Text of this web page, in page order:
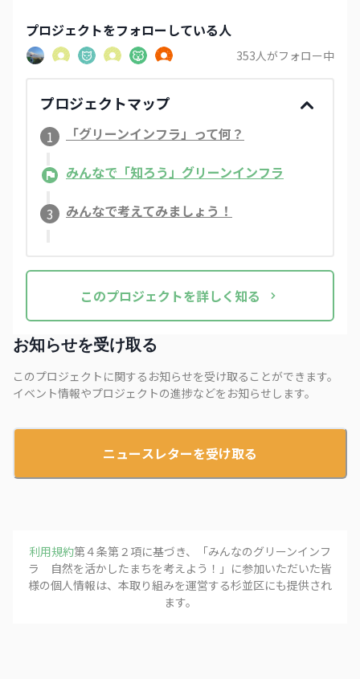
雨水を活用するのは、とても楽しいですよ。植物
に水をあげるとき、水道水よりも雨水のほうが心
地よく感じますし、暑い夏には打ち水としても使
が水を飲みに来ることもあり、昨年は瓶の縁でト
ンボの抜け殻を見つけました。水の季節ごとの変
化を感じられ、地域の生き物の生息場所にもなり
は、とても嬉しいものです。大きな庭がなくて
すでに路地に置かれているのをよく見かけます
13のリストに取り入れてもらえたらと思います。
プロジェクトをフォローしている人
353人がフォロー中
プロジェクトマップ
1
「グリーンインフラ」って何？
みんなで「知ろう」グリーンインフラ
3 みんなで考えてみましょう！
このプロジェクトを詳しく知る
お知らせを受け取る
このプロジェクトに関するお知らせを受け取ることができます。
イベント情報やプロジェクトの進捗などをお知らせします。
ニュースレターを受け取る
利用規約第４条第２項に基づき、「みんなのグリーンインフ
ラ 自然を活かしたまちを考えよう！ 」に参加いただいた皆
様の個人情報は、本取り組みを運営する杉並区にも提供され
ます。